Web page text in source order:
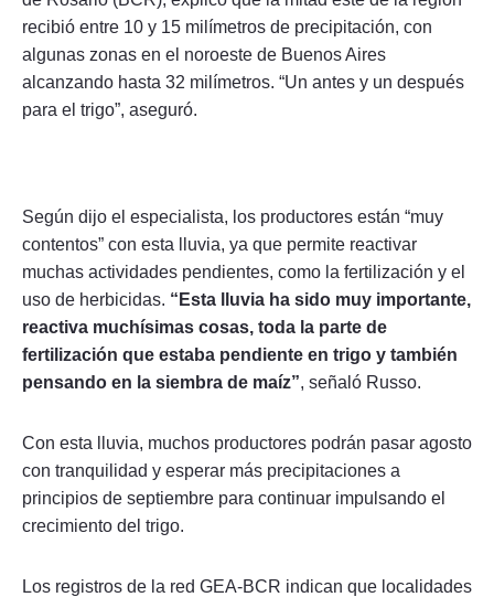
recibió entre 10 y 15 milímetros de precipitación, con
algunas zonas en el noroeste de Buenos Aires
alcanzando hasta 32 milímetros. “Un antes y un después
para el trigo”, aseguró.
Según dijo el especialista, los productores están “muy
contentos” con esta lluvia, ya que permite reactivar
muchas actividades pendientes, como la fertilización y el
uso de herbicidas. “Esta lluvia ha sido muy importante,
reactiva muchísimas cosas, toda la parte de
fertilización que estaba pendiente en trigo y también
pensando en la siembra de maíz”, señaló Russo.
Con esta lluvia, muchos productores podrán pasar agosto
con tranquilidad y esperar más precipitaciones a
principios de septiembre para continuar impulsando el
crecimiento del trigo.
Los registros de la red GEA-BCR indican que localidades